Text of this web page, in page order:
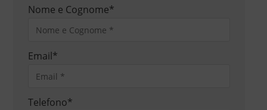
Nome e Cognome*
Email*
Telefono*